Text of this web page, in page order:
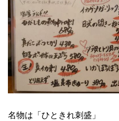
名物は「ひときれ刺盛」